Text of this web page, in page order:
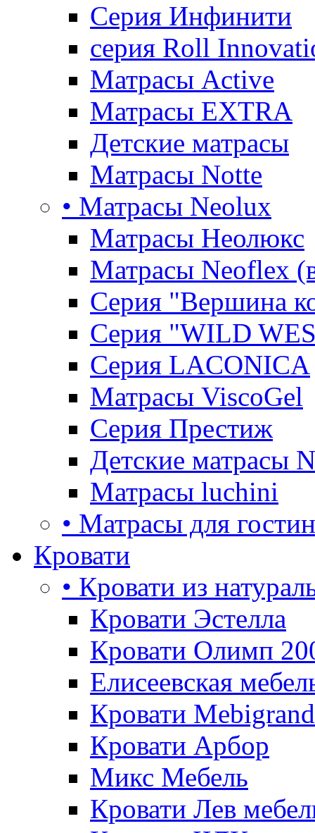
Серия Инфинити
серия Roll
Матрасы Active
Матрасы EXTRA
Детские матрасы
Матрасы Notte
• Матрасы Neolux
Матрасы Неолюкс
Матрасы Neoflex
Серия "Вершина
Серия "WILD
Серия LACONICA
Матрасы ViscoGel
Серия Престиж
Детские матрасы
Матрасы luchini
• Матрасы для
Кровати
• Кровати из
Кровати Эстелла
Кровати Олимп
Елисеевская
Кровати Mebigrand
Кровати Арбор
Микс Мебель
Кровати Лев